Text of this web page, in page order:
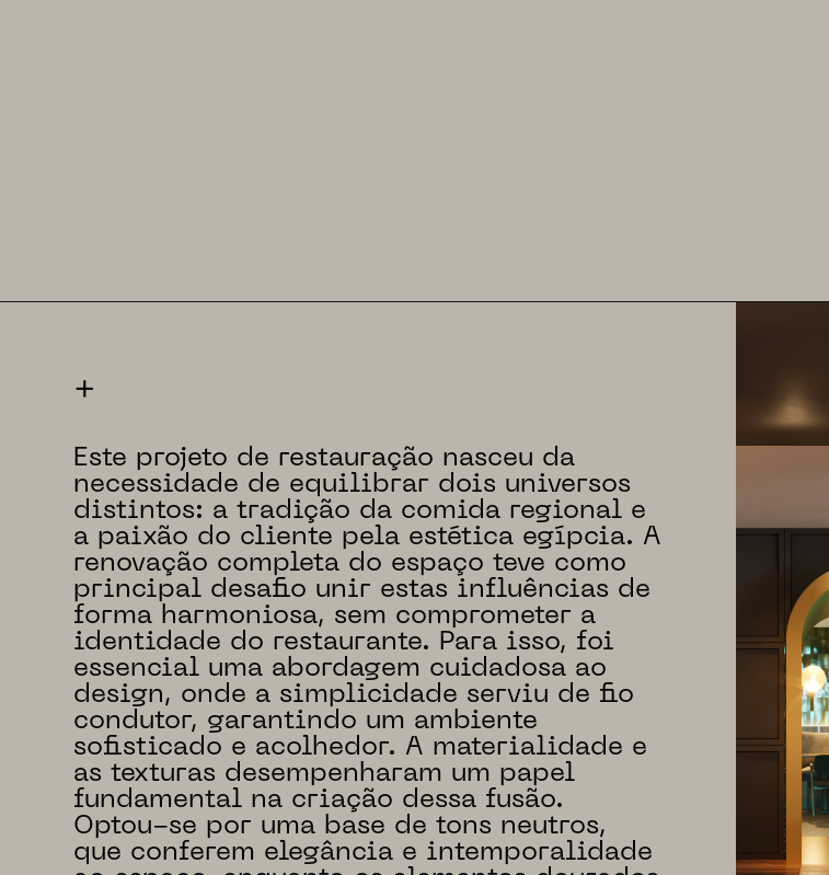
+
Este projeto de restauração nasceu da
necessidade de equilibrar dois universos
distintos: a tradição da comida regional e
a paixão do cliente pela estética egípcia. A
renovação completa do espaço teve como
principal desafio unir estas influências de
forma harmoniosa, sem comprometer a
identidade do restaurante. Para isso, foi
essencial uma abordagem cuidadosa ao
design, onde a simplicidade serviu de fio
condutor, garantindo um ambiente
sofisticado e acolhedor. A materialidade e
as texturas desempenharam um papel
fundamental na criação dessa fusão.
Optou-se por uma base de tons neutros,
que conferem elegância e intemporalidade